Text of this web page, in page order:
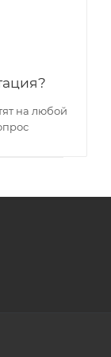
на любой